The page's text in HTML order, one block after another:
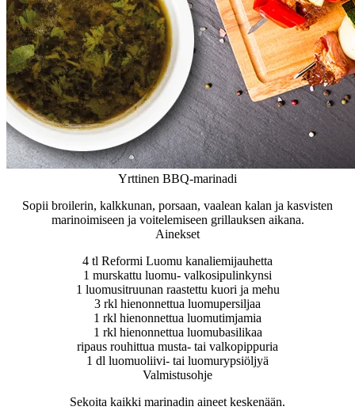
Yrttinen BBQ-marinadi
Sopii broilerin, kalkkunan, porsaan, vaalean kalan ja kasvisten
marinoimiseen ja voitelemiseen grillauksen aikana.
Ainekset
4 tl Reformi Luomu kanaliemi­jauhetta
1 murskattu luomu- valkosipulinkynsi
1 luomusitruunan raastettu kuori ja mehu
3 rkl hienonnettua luomupersiljaa
1 rkl hienonnettua luomutimjamia
1 rkl hienonnettua luomubasilikaa
ripaus rouhittua musta- tai valkopippuria
1 dl luomuoliivi- tai luomurypsiöljyä
Valmistusohje
Sekoita kaikki marinadin aineet keskenään.